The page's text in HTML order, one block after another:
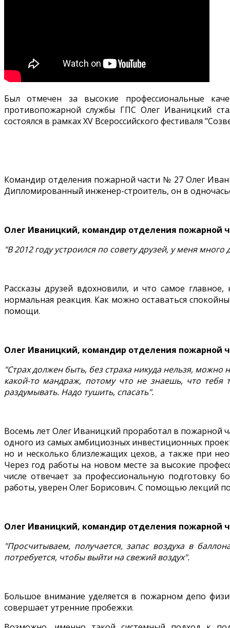
Был отмечен за высокие профессиональные
противопожарной службы ГПС Олег Иваницкий
состоялся в рамках XV Всероссийского фестиваля
Командир отделения пожарной части № 27 Олег
Дипломированный инженер-строитель, он в
Олег Иваницкий, командир отделения пожарной
"В 2012 году устроился по совету друзей, у меня
Рассказы друзей вдохновили, и что самое
нормальная реакция. Как можно оставаться
помощи.
Олег Иваницкий, командир отделения пожарной
"Страх должен быть, без страха никуда нельзя, можно
какой-то мандраж, потому что не знаешь, что тебя
раздумывать. Надо тушить, спасать".
Восемь лет Олег Иваницкий проработал в пожарной
одного из самых амбициозных инвестиционных
но и несколько близлежащих цехов, а также при
Через год работы на новом месте за высокие
числе отвечает за профессиональную подготовку
работы, уверен Олег Борисович. С помощью лекций
Олег Иваницкий, командир отделения пожарной
"Просчитываем, получается, запас воздуха в
потребуется, чтобы выйти на свежий воздух".
Большое внимание уделяется в пожарном депо
совершает утренние пробежки.